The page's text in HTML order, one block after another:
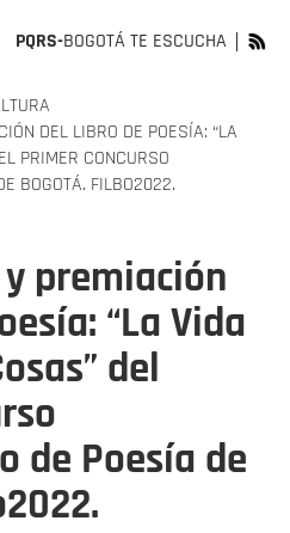
PQRS-BOGOTÁ TE ESCUCHA
DEL LIBRO DE POESÍA: “LA
PRIMER CONCURSO
BOGOTÁ. FILBO2022.
premiación
“La Vida
del
de Poesía de